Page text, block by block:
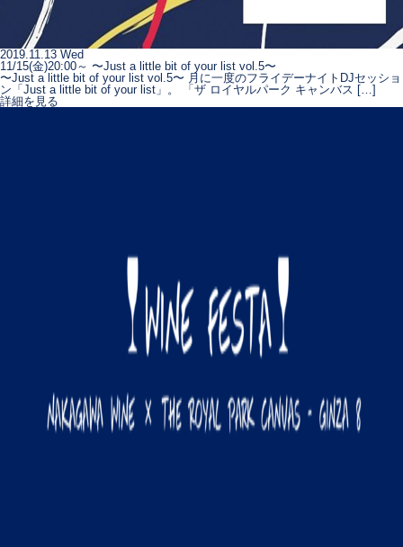
2019.11.13 Wed
11/15(金)20:00～ 〜Just a little bit of your list vol.5〜
〜Just a little bit of your list vol.5〜 月に一度のフライデーナイトDJセッショ
ン「Just a little bit of your list」。 「ザ ロイヤルパーク キャンバス […]
詳細を見る